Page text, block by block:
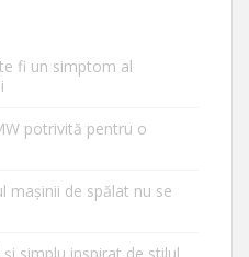
fi un simptom al
potrivită pentru o
mașinii de spălat nu se
simplu inspirat de stilul